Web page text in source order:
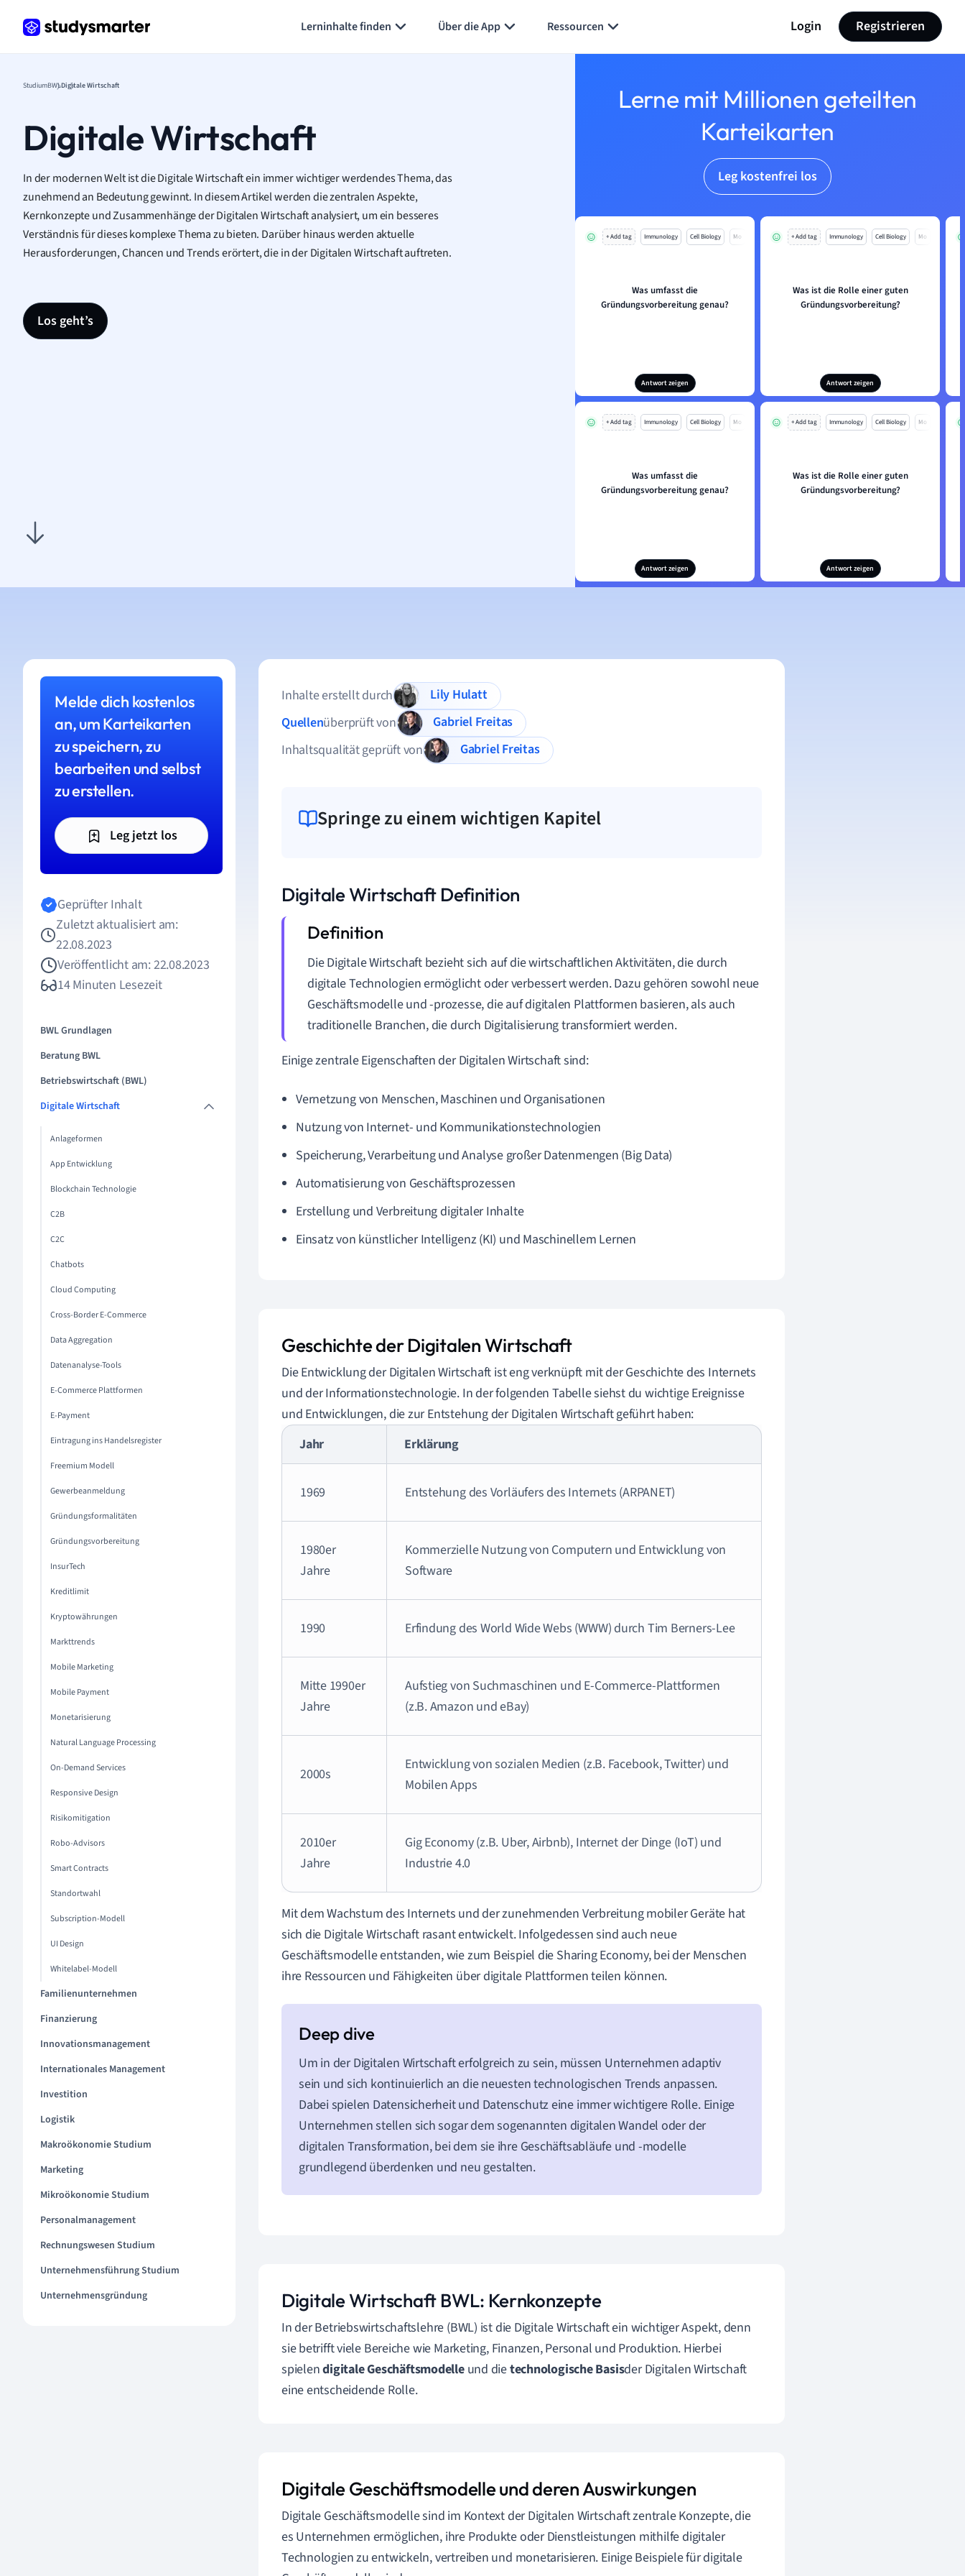
Lerninhalte finden Über die App Ressourcen Login Registrieren
StudiumBWLDigitale Wirtschaft
Digitale Wirtschaft
In der modernen Welt ist die Digitale Wirtschaft ein immer wichtiger werdendes Thema, das
zunehmend an Bedeutung gewinnt. In diesem Artikel werden die zentralen Aspekte,
Kernkonzepte und Zusammenhänge der Digitalen Wirtschaft analysiert, um ein besseres
Verständnis für dieses komplexe Thema zu bieten. Darüber hinaus werden aktuelle
Herausforderungen, Chancen und Trends erörtert, die in der Digitalen Wirtschaft auftreten.
Los geht’s
Lerne mit Millionen geteilten
Karteikarten
Leg kostenfrei los
+ Add tag Immunology Cell Biology Mo
Was umfasst die
Gründungsvorbereitung genau?
Antwort zeigen
+ Add tag Immunology Cell Biology Mo
Was ist die Rolle einer guten
Gründungsvorbereitung?
Antwort zeigen
+ Add tag Immunology Cell Biology Mo
Was umfasst die
Gründungsvorbereitung genau?
Antwort zeigen
+ Add tag Immunology Cell Biology Mo
Was ist die Rolle einer guten
Gründungsvorbereitung?
Antwort zeigen
Melde dich kostenlos
an, um Karteikarten
zu speichern, zu
bearbeiten und selbst
zu erstellen.
Leg jetzt los
Geprüfter Inhalt
Zuletzt aktualisiert am:
22.08.2023
Veröffentlicht am: 22.08.2023
14 Minuten Lesezeit
BWL Grundlagen
Beratung BWL
Betriebswirtschaft (BWL)
Digitale Wirtschaft
Anlageformen
App Entwicklung
Blockchain Technologie
C2B
C2C
Chatbots
Cloud Computing
Cross-Border E-Commerce
Data Aggregation
Datenanalyse-Tools
E-Commerce Plattformen
E-Payment
Eintragung ins Handelsregister
Freemium Modell
Gewerbeanmeldung
Gründungsformalitäten
Gründungsvorbereitung
InsurTech
Kreditlimit
Kryptowährungen
Markttrends
Mobile Marketing
Mobile Payment
Monetarisierung
Natural Language Processing
On-Demand Services
Responsive Design
Risikomitigation
Robo-Advisors
Smart Contracts
Standortwahl
Subscription-Modell
UI Design
Whitelabel-Modell
Familienunternehmen
Finanzierung
Innovationsmanagement
Internationales Management
Investition
Logistik
Makroökonomie Studium
Marketing
Mikroökonomie Studium
Personalmanagement
Rechnungswesen Studium
Unternehmensführung Studium
Unternehmensgründung
Inhalte erstellt durch
Lily Hulatt
Quellenüberprüft von
Gabriel Freitas
Inhaltsqualität geprüft von
Gabriel Freitas
Springe zu einem wichtigen Kapitel
Digitale Wirtschaft Definition
Die Digitale Wirtschaft bezieht sich auf die wirtschaftlichen Aktivitäten, die durch
digitale Technologien ermöglicht oder verbessert werden. Dazu gehören sowohl neue
Geschäftsmodelle und -prozesse, die auf digitalen Plattformen basieren, als auch
traditionelle Branchen, die durch Digitalisierung transformiert werden.
Einige zentrale Eigenschaften der Digitalen Wirtschaft sind:
Vernetzung von Menschen, Maschinen und Organisationen
Nutzung von Internet- und Kommunikationstechnologien
Speicherung, Verarbeitung und Analyse großer Datenmengen (Big Data)
Automatisierung von Geschäftsprozessen
Erstellung und Verbreitung digitaler Inhalte
Einsatz von künstlicher Intelligenz (KI) und Maschinellem Lernen
Geschichte der Digitalen Wirtschaft
Die Entwicklung der Digitalen Wirtschaft ist eng verknüpft mit der Geschichte des Internets
und der Informationstechnologie. In der folgenden Tabelle siehst du wichtige Ereignisse
und Entwicklungen, die zur Entstehung der Digitalen Wirtschaft geführt haben:
Jahr
Erklärung
1969 Entstehung des Vorläufers des Internets (ARPANET)
1980er
Jahre
Kommerzielle Nutzung von Computern und Entwicklung von
Software
1990 Erfindung des World Wide Webs (WWW) durch Tim Berners-Lee
Mitte 1990er
Jahre
Aufstieg von Suchmaschinen und E-Commerce-Plattformen
(z.B. Amazon und eBay)
2000s
Entwicklung von sozialen Medien (z.B. Facebook, Twitter) und
Mobilen Apps
2010er
Jahre
Gig Economy (z.B. Uber, Airbnb), Internet der Dinge (IoT) und
Industrie 4.0
Mit dem Wachstum des Internets und der zunehmenden Verbreitung mobiler Geräte hat
sich die Digitale Wirtschaft rasant entwickelt. Infolgedessen sind auch neue
Geschäftsmodelle entstanden, wie zum Beispiel die Sharing Economy, bei der Menschen
ihre Ressourcen und Fähigkeiten über digitale Plattformen teilen können.
Um in der Digitalen Wirtschaft erfolgreich zu sein, müssen Unternehmen adaptiv
sein und sich kontinuierlich an die neuesten technologischen Trends anpassen.
Dabei spielen Datensicherheit und Datenschutz eine immer wichtigere Rolle. Einige
Unternehmen stellen sich sogar dem sogenannten digitalen Wandel oder der
digitalen Transformation, bei dem sie ihre Geschäftsabläufe und -modelle
grundlegend überdenken und neu gestalten.
Digitale Wirtschaft BWL: Kernkonzepte
In der Betriebswirtschaftslehre (BWL) ist die Digitale Wirtschaft ein wichtiger Aspekt, denn
sie betrifft viele Bereiche wie Marketing, Finanzen, Personal und Produktion. Hierbei
spielendigitale Geschäftsmodelleund dietechnologische Basisder Digitalen Wirtschaft
eine entscheidende Rolle.
Digitale Geschäftsmodelle und deren Auswirkungen
Digitale Geschäftsmodelle sind im Kontext der Digitalen Wirtschaft zentrale Konzepte, die
es Unternehmen ermöglichen, ihre Produkte oder Dienstleistungen mithilfe digitaler
Technologien zu entwickeln, vertreiben und monetarisieren. Einige Beispiele für digitale